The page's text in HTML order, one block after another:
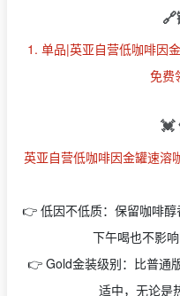
1. 单品|英亚自营低咖啡因
免费
💓
英亚自营低咖啡因金罐速溶
👉 低因不低质：保留咖啡
下午喝也不影
👉 Gold金装级别：比普通
适中，无论是